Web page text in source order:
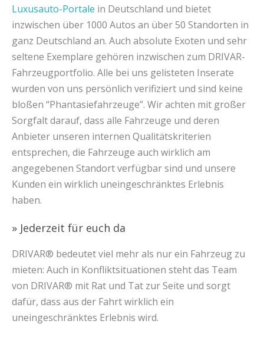
Luxusauto-Portale in Deutschland und bietet
inzwischen über 1000 Autos an über 50 Standorten in
ganz Deutschland an. Auch absolute Exoten und sehr
seltene Exemplare gehören inzwischen zum DRIVAR-
Fahrzeugportfolio. Alle bei uns gelisteten Inserate
wurden von uns persönlich verifiziert und sind keine
bloßen “Phantasiefahrzeuge”. Wir achten mit großer
Sorgfalt darauf, dass alle Fahrzeuge und deren
Anbieter unseren internen Qualitätskriterien
entsprechen, die Fahrzeuge auch wirklich am
angegebenen Standort verfügbar sind und unsere
Kunden ein wirklich uneingeschränktes Erlebnis
haben.
» Jederzeit für euch da
DRIVAR® bedeutet viel mehr als nur ein Fahrzeug zu
mieten: Auch in Konfliktsituationen steht das Team
von DRIVAR® mit Rat und Tat zur Seite und sorgt
dafür, dass aus der Fahrt wirklich ein
uneingeschränktes Erlebnis wird.